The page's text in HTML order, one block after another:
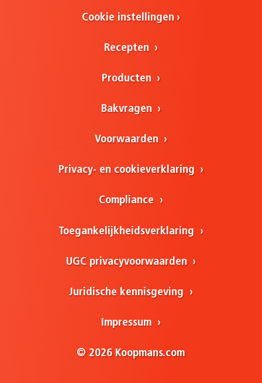
Cookie instellingen
Recepten
Producten
Bakvragen
Voorwaarden
Privacy- en cookieverklaring
Compliance
Toegankelijkheidsverklaring
UGC privacyvoorwaarden
Juridische kennisgeving
Impressum
© 2026 Koopmans.com